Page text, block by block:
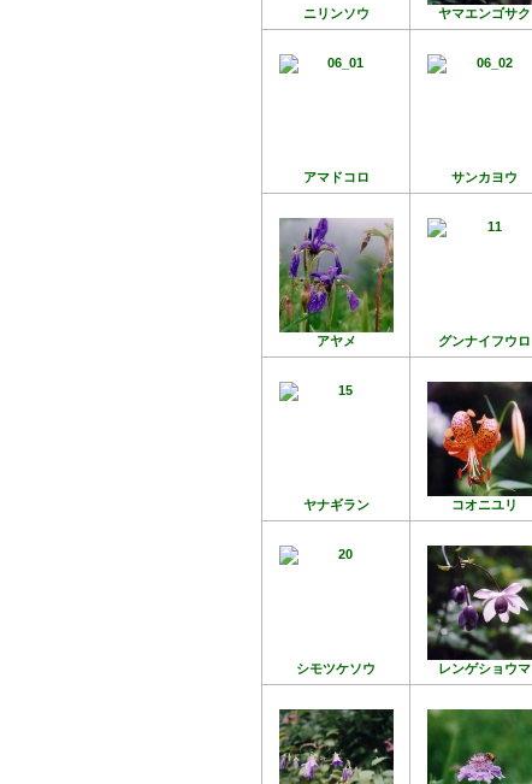
ニリンソウ ヤマエンゴサク
アマドコロ サンカヨウ
アヤメ グンナイフウロ
ヤナギラン コオニユリ
シモツケソウ レンゲショウマ